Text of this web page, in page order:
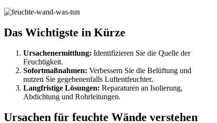
Das Wichtigste in Kürze
Ursachenermittlung: Identifizieren Sie die Quelle der
Feuchtigkeit.
Sofortmaßnahmen: Verbessern Sie die Belüftung und
nutzen Sie gegebenenfalls Luftentfeuchter.
Langfristige Lösungen: Reparaturen an Isolierung,
Abdichtung und Rohrleitungen.
Ursachen für feuchte Wände verstehen